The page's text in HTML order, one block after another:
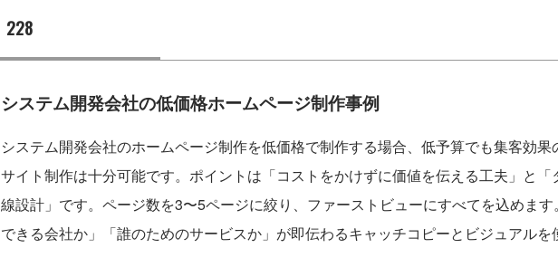
228
システム開発会社の低価格ホームページ制作事例
システム開発会社のホームページ制作を低価格で制作する場合、低予算でも集客効
サイト制作は十分可能です。ポイントは「コストをかけずに価値を伝える工夫」と
線設計」です。ページ数を3〜5ページに絞り、ファーストビューにすべてを込めま
できる会社か」「誰のためのサービスか」が即伝わるキャッチコピーとビジュアルを